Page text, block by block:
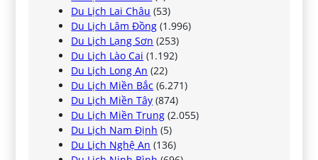
Du Lịch Lai Châu (53)
Du Lịch Lâm Đồng (1.996)
Du Lịch Lạng Sơn (253)
Du Lịch Lào Cai (1.192)
Du Lịch Long An (22)
Du Lịch Miền Bắc (6.271)
Du Lịch Miền Tây (874)
Du Lịch Miền Trung (2.055)
Du Lịch Nam Định (5)
Du Lịch Nghệ An (136)